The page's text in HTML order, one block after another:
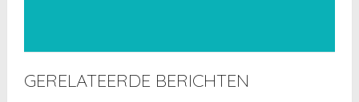
GERELATEERDE BERICHTEN